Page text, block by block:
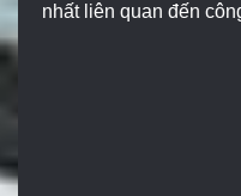
nhất liên quan đến